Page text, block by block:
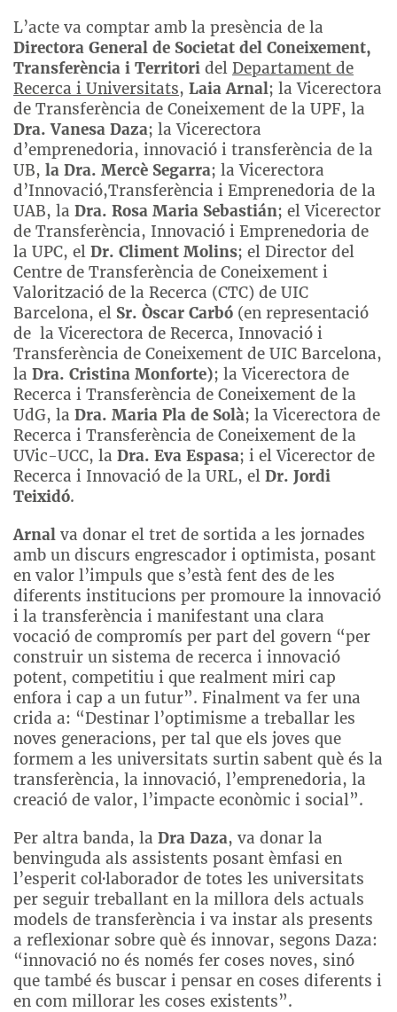
L’acte va comptar amb la presència de la
Directora General de Societat del Coneixement,
Transferència i Territori del Departament de
Recerca i Universitats, Laia Arnal; la Vicerectora
de Transferència de Coneixement de la UPF, la
Dra. Vanesa Daza; la Vicerectora
d’emprenedoria, innovació i transferència de la
UB, la Dra. Mercè Segarra; la Vicerectora
d’Innovació,Transferència i Emprenedoria de la
UAB, la Dra. Rosa Maria Sebastián; el Vicerector
de Transferència, Innovació i Emprenedoria de
la UPC, el Dr. Climent Molins; el Director del
Centre de Transferència de Coneixement i
Valorització de la Recerca (CTC) de UIC
Barcelona, el Sr. Òscar Carbó (en representació
de la Vicerectora de Recerca, Innovació i
Transferència de Coneixement de UIC Barcelona,
la Dra. Cristina Monforte); la Vicerectora de
Recerca i Transferència de Coneixement de la
UdG, la Dra. Maria Pla de Solà; la Vicerectora de
Recerca i Transferència de Coneixement de la
UVic-UCC, la Dra. Eva Espasa; i el Vicerector de
Recerca i Innovació de la URL, el Dr. Jordi
Teixidó.
Arnal va donar el tret de sortida a les jornades
amb un discurs engrescador i optimista, posant
en valor l’impuls que s’està fent des de les
diferents institucions per promoure la innovació
i la transferència i manifestant una clara
vocació de compromís per part del govern “per
construir un sistema de recerca i innovació
potent, competitiu i que realment miri cap
enfora i cap a un futur”. Finalment va fer una
crida a: “Destinar l’optimisme a treballar les
noves generacions, per tal que els joves que
formem a les universitats surtin sabent què és la
transferència, la innovació, l’emprenedoria, la
creació de valor, l’impacte econòmic i social”.
Per altra banda, la Dra Daza, va donar la
benvinguda als assistents posant èmfasi en
l’esperit col·laborador de totes les universitats
per seguir treballant en la millora dels actuals
models de transferència i va instar als presents
a reflexionar sobre què és innovar, segons Daza:
“innovació no és només fer coses noves, sinó
que també és buscar i pensar en coses diferents i
en com millorar les coses existents”.